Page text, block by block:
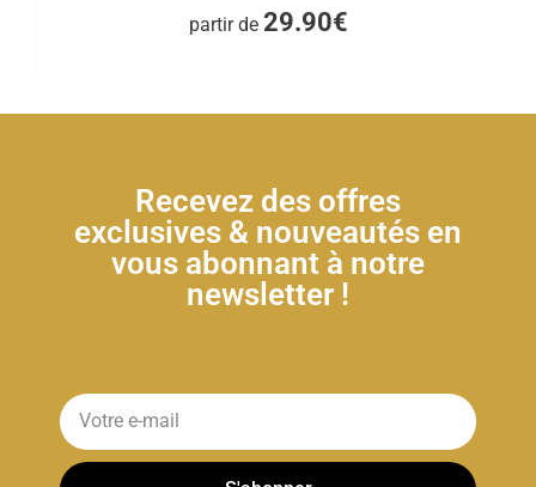
partir de 29.90€
Recevez des offres
exclusives & nouveautés en
vous abonnant à notre
newsletter !